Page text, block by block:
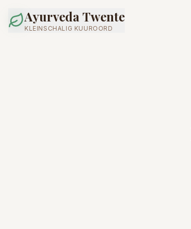
Ayurveda Twente
KLEINSCHALIG KUUROORD